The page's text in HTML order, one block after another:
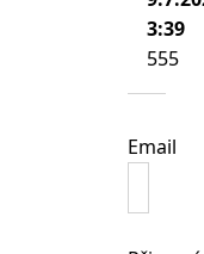
3:39
555
Email